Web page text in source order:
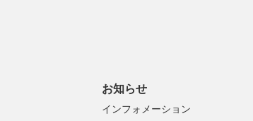
お知らせ
インフォメーション